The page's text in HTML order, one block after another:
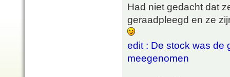
Had niet gedacht dat
geraadpleegd en ze
edit : De stock was de
meegenomen